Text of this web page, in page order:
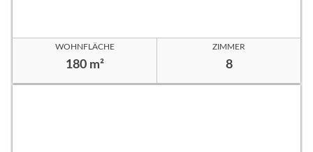
WOHNFLÄCHE
180 m²
ZIMMER
8